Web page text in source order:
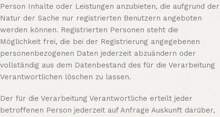
Person Inhalte oder Leistungen anzubieten, die aufgrund der
Natur der Sache nur registrierten Benutzern angeboten
werden können. Registrierten Personen steht die
Möglichkeit frei, die bei der Registrierung angegebenen
personenbezogenen Daten jederzeit abzuändern oder
vollständig aus dem Datenbestand des für die Verarbeitung
Verantwortlichen löschen zu lassen.
Der für die Verarbeitung Verantwortliche erteilt jeder
betroffenen Person jederzeit auf Anfrage Auskunft darüber,